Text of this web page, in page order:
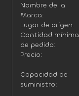
Nombre de la
Marca:
Lugar de origen:
Cantidad mínima
de pedido:
Precio:
Capacidad de
suministro: